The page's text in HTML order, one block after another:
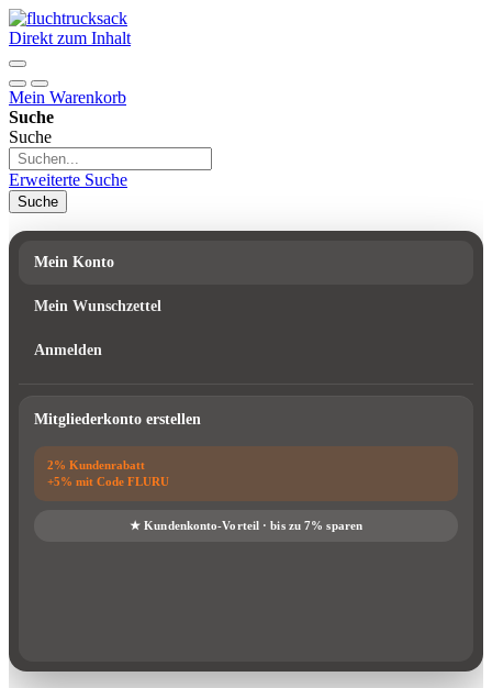
Direkt zum Inhalt
Mein Warenkorb
Suche
Suche
Erweiterte Suche
Suche
Mein Konto
Mein Wunschzettel
Anmelden
Mitgliederkonto erstellen